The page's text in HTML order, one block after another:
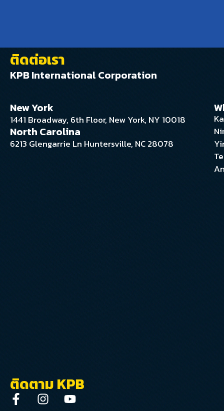
ติดต่อเรา
KPB International Corporation
New York
1441 Broadway, 6th Floor, New York, NY 10018
North Carolina
6213 Glengarrie Ln Huntersville, NC 28078
ติดตาม KPB